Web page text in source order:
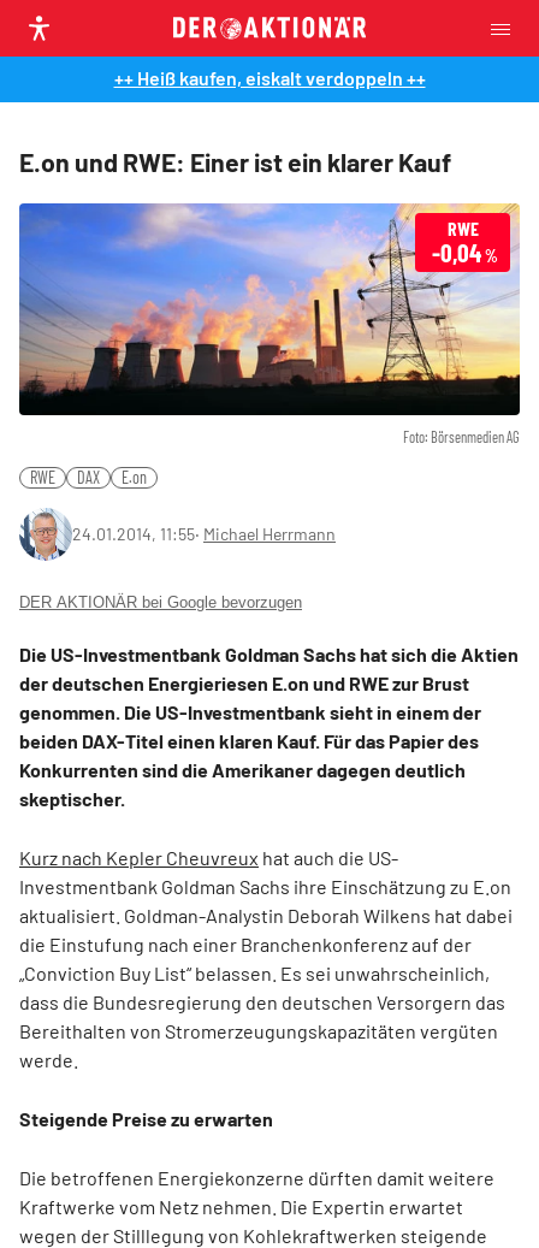
++ Heiß kaufen, eiskalt verdoppeln ++
E.on und RWE: Einer ist ein klarer Kauf
Foto: Börsenmedien AG
RWE
-0,04%
RWE DAX E.on
24.01.2014, 11:55‧ Michael Herrmann
DER AKTIONÄR bei Google bevorzugen
Die US-Investmentbank Goldman Sachs hat sich die Aktien
der deutschen Energieriesen E.on und RWE zur Brust
genommen. Die US-Investmentbank sieht in einem der
beiden DAX-Titel einen klaren Kauf. Für das Papier des
Konkurrenten sind die Amerikaner dagegen deutlich
skeptischer.
Kurz nach Kepler Cheuvreux hat auch die US-
Investmentbank Goldman Sachs ihre Einschätzung zu E.on
aktualisiert. Goldman-Analystin Deborah Wilkens hat dabei
die Einstufung nach einer Branchenkonferenz auf der
„Conviction Buy List“ belassen. Es sei unwahrscheinlich,
dass die Bundesregierung den deutschen Versorgern das
Bereithalten von Stromerzeugungskapazitäten vergüten
werde.
Steigende Preise zu erwarten
Die betroffenen Energiekonzerne dürften damit weitere
Kraftwerke vom Netz nehmen. Die Expertin erwartet
wegen der Stilllegung von Kohlekraftwerken steigende